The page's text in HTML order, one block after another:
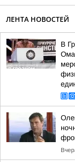
ЛЕНТА НОВОСТЕЙ
В